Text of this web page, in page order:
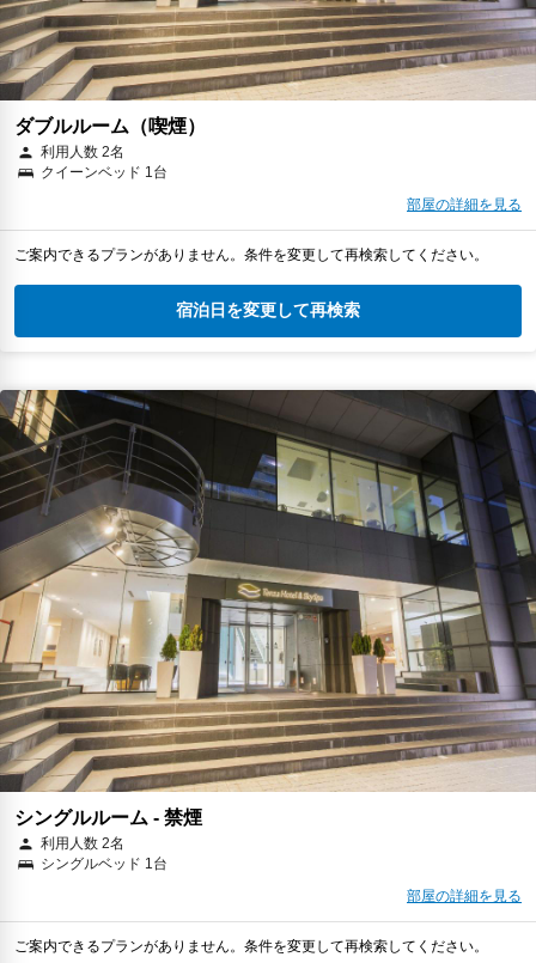
ダブルルーム（喫煙）
利用人数 2名
クイーンベッド 1台
部屋の詳細を見る
ご案内できるプランがありません。条件を変更して再検索してください。
宿泊日を変更して再検索
シングルルーム - 禁煙
利用人数 2名
シングルベッド 1台
部屋の詳細を見る
ご案内できるプランがありません。条件を変更して再検索してください。